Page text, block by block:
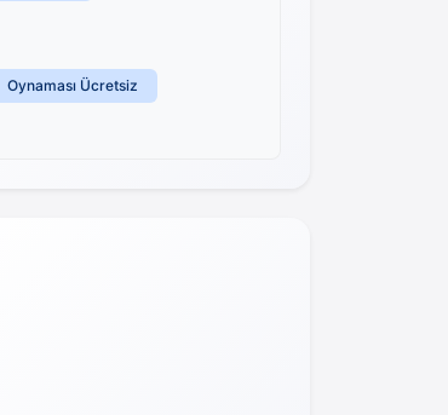
Oynaması Ücretsiz